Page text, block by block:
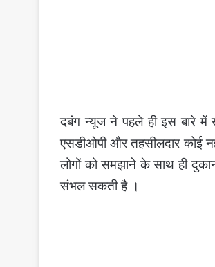
दबंग न्यूज ने पहले ही इस बारे में
एसडीओपी और तहसीलदार कोई
लोगों को समझाने के साथ ही
संभल सकती है ।